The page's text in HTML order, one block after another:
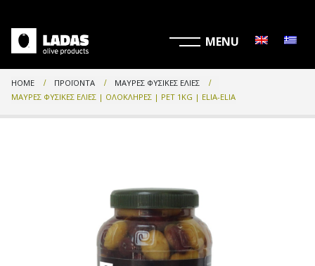
HOME ΠΡΟΪΌΝΤΑ
ΜΑΎΡΕΣ ΦΥΣΙΚΈΣ ΕΛΙΈΣ
ΜΑΎΡΕΣ ΦΥΣΙΚΈΣ ΕΛΙΈΣ | ΟΛΌΚΛΗΡΕΣ | PET 1KG | ELIA-ELIA